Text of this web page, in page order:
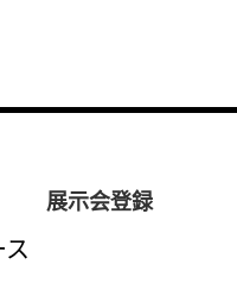
展示会登録